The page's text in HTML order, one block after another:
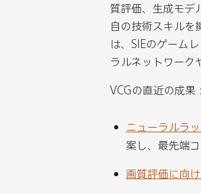
ー
テ
ィ
ン
グ
ー
プ
の
グ
プ
質評価、生成モデ
自の技術スキルを
は、SIEのゲーム
ラルネットワーク
VCGの直近の成果
ニューラルラ
案し、最先端
画質評価に向